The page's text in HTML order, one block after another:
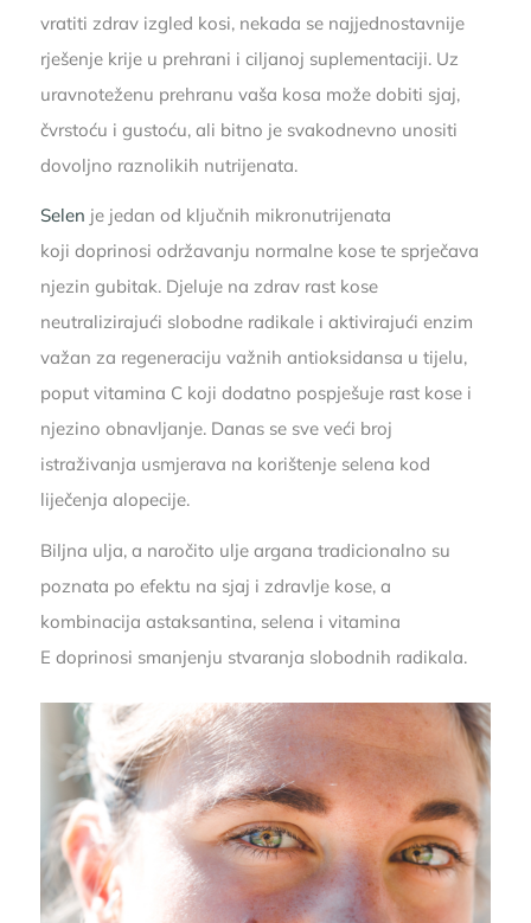
vratiti zdrav izgled kosi, nekada se najjednostavnije
rješenje krije u prehrani i ciljanoj suplementaciji. Uz
uravnoteženu prehranu vaša kosa može dobiti sjaj,
čvrstoću i gustoću, ali bitno je svakodnevno unositi
dovoljno raznolikih nutrijenata.
Selen je jedan od ključnih mikronutrijenata
koji doprinosi održavanju normalne kose te sprječava
njezin gubitak. Djeluje na zdrav rast kose
neutralizirajući slobodne radikale i aktivirajući enzim
važan za regeneraciju važnih antioksidansa u tijelu,
poput vitamina C koji dodatno pospješuje rast kose i
njezino obnavljanje. Danas se sve veći broj
istraživanja usmjerava na korištenje selena kod
liječenja alopecije.
Biljna ulja, a naročito ulje argana tradicionalno su
poznata po efektu na sjaj i zdravlje kose, a
kombinacija astaksantina, selena i vitamina
E doprinosi smanjenju stvaranja slobodnih radikala.